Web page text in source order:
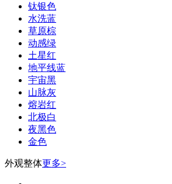
钛银色
水洗蓝
草原棕
动感绿
土星红
地平线蓝
宇宙黑
山脉灰
熔岩红
北极白
夜黑色
金色
外观整体更多>